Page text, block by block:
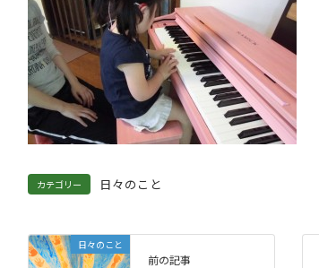
カテゴリー 日々のこと
日々のこと
前の記事